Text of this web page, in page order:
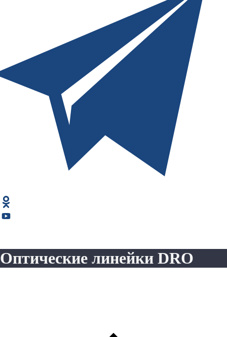
Оптические линейки DRO